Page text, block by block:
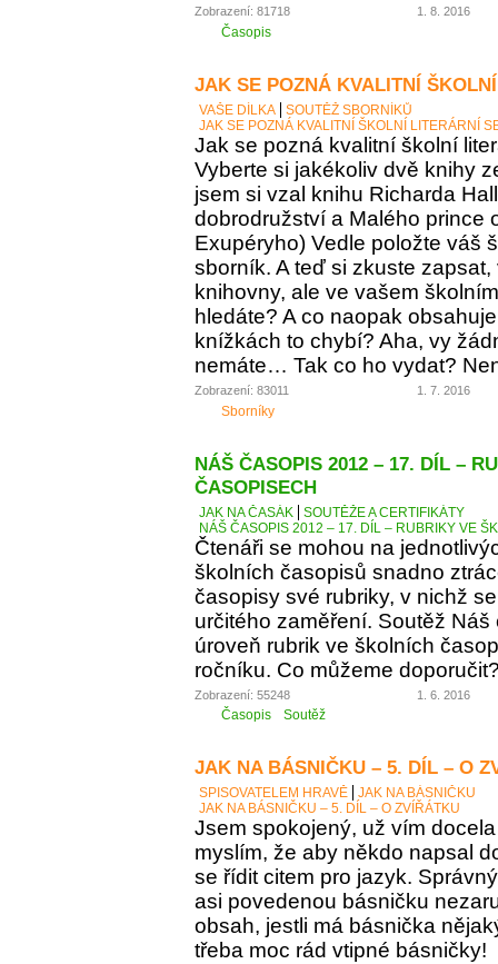
Zobrazení: 81718 1. 8. 2016
Časopis
JAK SE POZNÁ KVALITNÍ
VAŠE DÍLKA
SOUTĚŽ SBORNÍKŮ
JAK SE POZNÁ KVALITNÍ ŠKOLNÍ LITERÁRNÍ
Jak se pozná kvalitní školní
Vyberte si jakékoliv dvě knihy
jsem si vzal knihu Richarda
dobrodružství a Malého prince
Exupéryho) Vedle položte váš
sborník. A teď si zkuste
knihovny, ale ve vašem
hledáte? A co naopak
knížkách to chybí? Aha, vy
nemáte… Tak co ho vydat?
Zobrazení: 83011 1. 7. 2016
Sborníky
NÁŠ ČASOPIS 2012 – 17. DÍL –
ČASOPISECH
JAK NA ČASÁK
SOUTĚŽE A CERTIFIKÁTY
NÁŠ ČASOPIS 2012 – 17. DÍL – RUBRIKY VE
Čtenáři se mohou na
školních časopisů snadno
časopisy své rubriky, v nichž
určitého zaměření. Soutěž
úroveň rubrik ve školních
ročníku. Co můžeme
Zobrazení: 55248 1. 6. 2016
Časopis Soutěž
JAK NA BÁSNIČKU – 5. DÍL – O
SPISOVATELEM HRAVĚ
JAK NA BÁSNIČKU
JAK NA BÁSNIČKU – 5. DÍL – O ZVÍŘÁTKU
Jsem spokojený, už vím
myslím, že aby někdo napsal
se řídit citem pro jazyk.
asi povedenou básničku
obsah, jestli má básnička
třeba moc rád vtipné básničky!